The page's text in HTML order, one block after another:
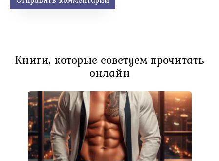
Книги, которые советуем прочитать
онлайн